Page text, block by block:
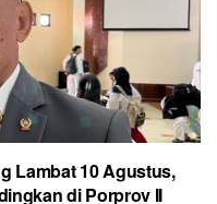
Lambat 10 Agustus,
di Porprov II